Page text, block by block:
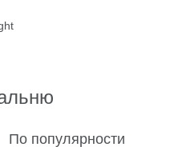
По популярности